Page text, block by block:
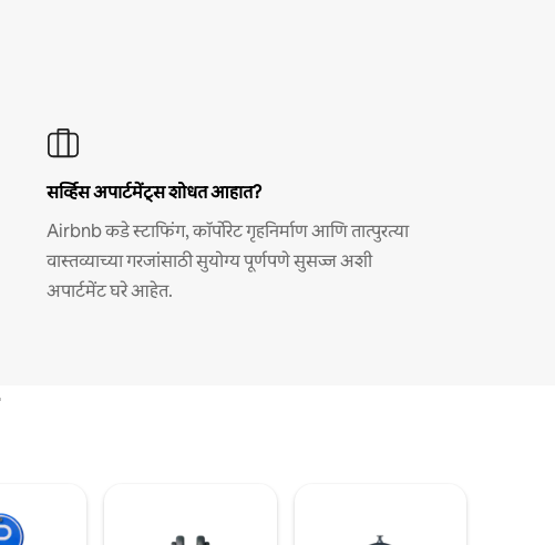
सर्व्हिस अपार्टमेंट्स शोधत आहात?
Airbnb कडे स्टाफिंग, कॉर्पोरेट गृहनिर्माण आणि तात्पुरत्या
वास्तव्याच्या गरजांसाठी सुयोग्य पूर्णपणे सुसज्ज अशी
अपार्टमेंट घरे आहेत.